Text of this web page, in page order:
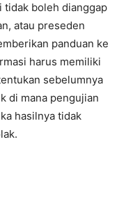
tidak boleh dianggap
atau preseden
panduan ke
harus memiliki
sebelumnya
di mana pengujian
hasilnya tidak